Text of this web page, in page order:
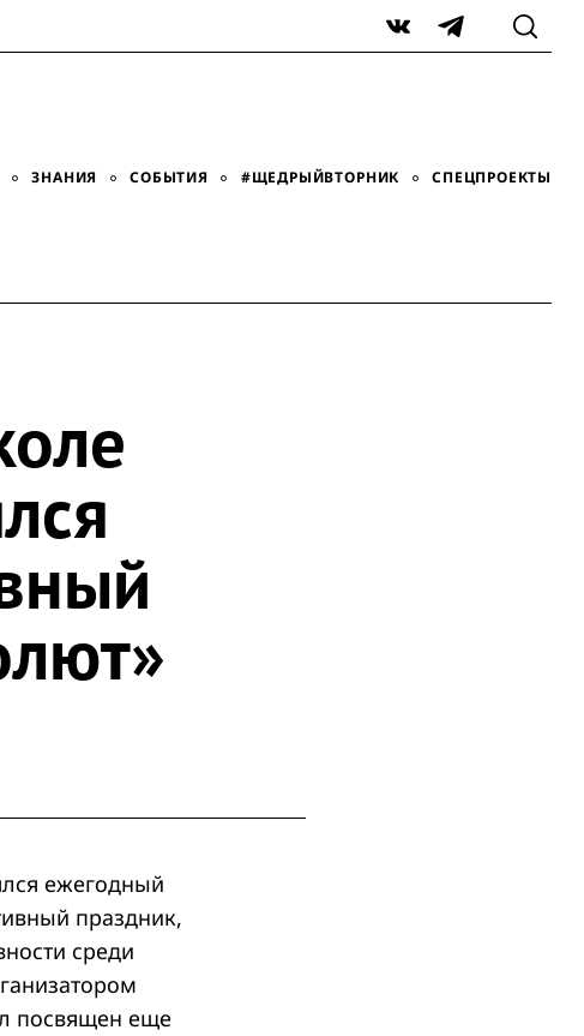
VK Telegram
ЗНАНИЯ СОБЫТИЯ #ЩЕДРЫЙВТОРНИК СПЕЦПРОЕКТЫ
ежегодный
праздник,
среди
посвящен еще